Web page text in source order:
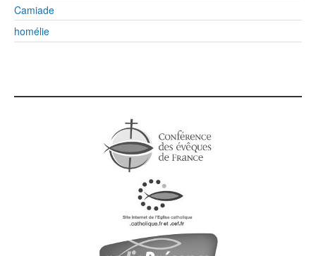
Camiade
homélie